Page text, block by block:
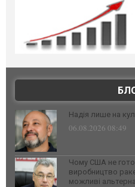
Надія лише на
06.08.2026 08:49
Чому США не
виробництво
можливі